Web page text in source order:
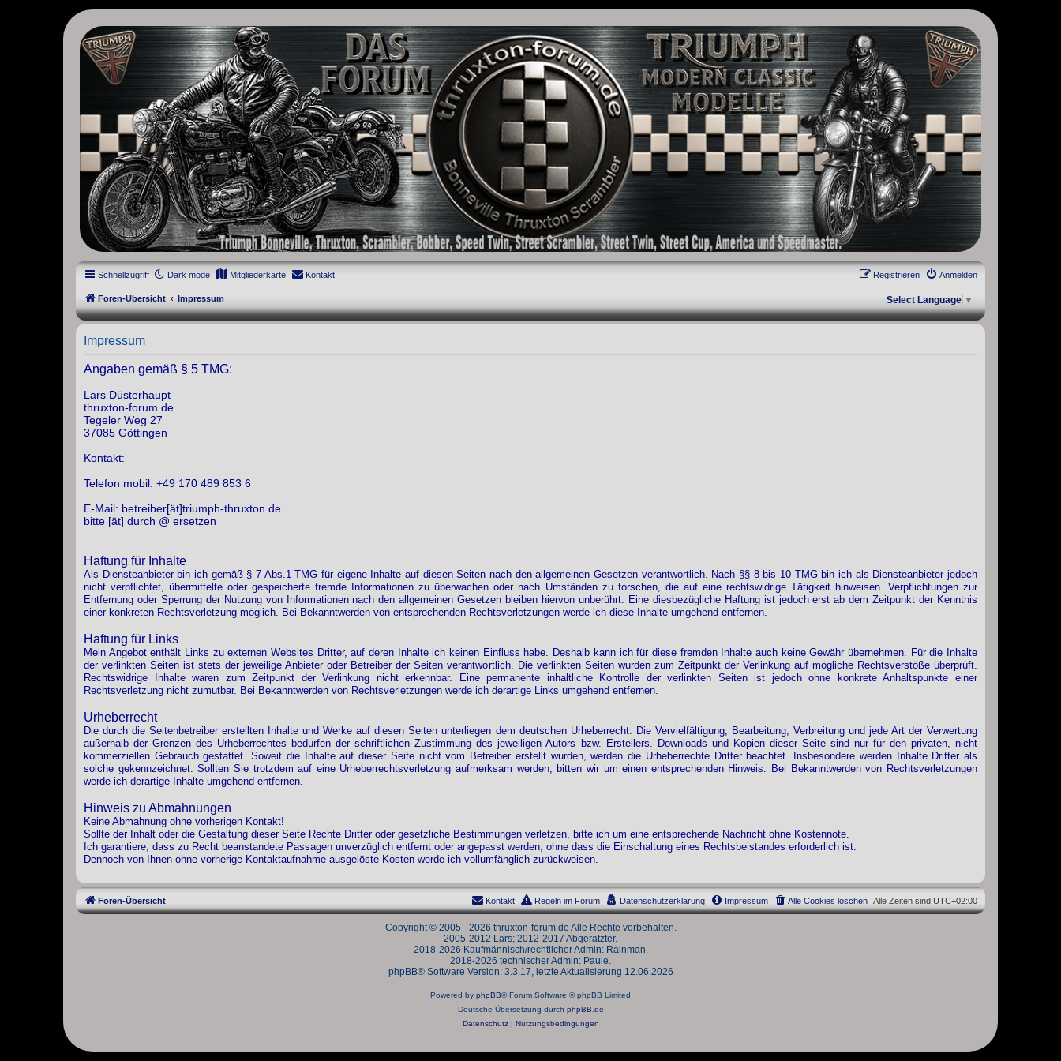
thruxton-forum.de
DAS FORUM! Alles rund um die Triumph Modern Classic Modelle. Das Forum für die New Bonneville Baureihen ab BJ 2001. Triumph Bonneville, Thruxton, Scrambler, Bobber, Speed Twin, Street Scrambler, Street Twin,
Street Cup, America und Speedmaster.
Schnellzugriff Dark mode Mitgliederkarte Kontakt Anmelden
Registrieren
Foren-Übersicht Impressum Select Language ▼
Impressum
Angaben gemäß § 5 TMG:
Lars Düsterhaupt
thruxton-forum.de
Tegeler Weg 27
37085 Göttingen
Kontakt:
Telefon mobil: +49 170 489 853 6
E-Mail: betreiber[ät]triumph-thruxton.de
bitte [ät] durch @ ersetzen
Haftung für Inhalte
Als Diensteanbieter bin ich gemäß § 7 Abs.1 TMG für eigene Inhalte auf diesen Seiten nach den allgemeinen Gesetzen verantwortlich. Nach §§ 8 bis 10 TMG bin ich als Diensteanbieter jedoch
nicht verpflichtet, übermittelte oder gespeicherte fremde Informationen zu überwachen oder nach Umständen zu forschen, die auf eine rechtswidrige Tätigkeit hinweisen. Verpflichtungen zur
Entfernung oder Sperrung der Nutzung von Informationen nach den allgemeinen Gesetzen bleiben hiervon unberührt. Eine diesbezügliche Haftung ist jedoch erst ab dem Zeitpunkt der Kenntnis
einer konkreten Rechtsverletzung möglich. Bei Bekanntwerden von entsprechenden Rechtsverletzungen werde ich diese Inhalte umgehend entfernen.
Haftung für Links
Mein Angebot enthält Links zu externen Websites Dritter, auf deren Inhalte ich keinen Einfluss habe. Deshalb kann ich für diese fremden Inhalte auch keine Gewähr übernehmen. Für die Inhalte
der verlinkten Seiten ist stets der jeweilige Anbieter oder Betreiber der Seiten verantwortlich. Die verlinkten Seiten wurden zum Zeitpunkt der Verlinkung auf mögliche Rechtsverstöße überprüft.
Rechtswidrige Inhalte waren zum Zeitpunkt der Verlinkung nicht erkennbar. Eine permanente inhaltliche Kontrolle der verlinkten Seiten ist jedoch ohne konkrete Anhaltspunkte einer
Rechtsverletzung nicht zumutbar. Bei Bekanntwerden von Rechtsverletzungen werde ich derartige Links umgehend entfernen.
Urheberrecht
Die durch die Seitenbetreiber erstellten Inhalte und Werke auf diesen Seiten unterliegen dem deutschen Urheberrecht. Die Vervielfältigung, Bearbeitung, Verbreitung und jede Art der Verwertung
außerhalb der Grenzen des Urheberrechtes bedürfen der schriftlichen Zustimmung des jeweiligen Autors bzw. Erstellers. Downloads und Kopien dieser Seite sind nur für den privaten, nicht
kommerziellen Gebrauch gestattet. Soweit die Inhalte auf dieser Seite nicht vom Betreiber erstellt wurden, werden die Urheberrechte Dritter beachtet. Insbesondere werden Inhalte Dritter als
solche gekennzeichnet. Sollten Sie trotzdem auf eine Urheberrechtsverletzung aufmerksam werden, bitten wir um einen entsprechenden Hinweis. Bei Bekanntwerden von Rechtsverletzungen
werde ich derartige Inhalte umgehend entfernen.
Hinweis zu Abmahnungen
Keine Abmahnung ohne vorherigen Kontakt!
Sollte der Inhalt oder die Gestaltung dieser Seite Rechte Dritter oder gesetzliche Bestimmungen verletzen, bitte ich um eine entsprechende Nachricht ohne Kostennote.
Ich garantiere, dass zu Recht beanstandete Passagen unverzüglich entfernt oder angepasst werden, ohne dass die Einschaltung eines Rechtsbeistandes erforderlich ist.
Dennoch von Ihnen ohne vorherige Kontaktaufnahme ausgelöste Kosten werde ich vollumfänglich zurückweisen.
Foren-Übersicht Alle Zeiten sind UTC+02:00
Alle Cookies löschen
Impressum
Datenschutzerklärung
Regeln im Forum
Kontakt
Copyright © 2005 - 2026 thruxton-forum.de Alle Rechte vorbehalten.
2005-2012 Lars; 2012-2017 Abgeratzter.
2018-2026 Kaufmännisch/rechtlicher Admin: Rainman.
2018-2026 technischer Admin: Paule.
phpBB® Software Version: 3.3.17, letzte Aktualisierung 12.06.2026
Powered by phpBB® Forum Software © phpBB Limited
Deutsche Übersetzung durch phpBB.de
Datenschutz| Nutzungsbedingungen